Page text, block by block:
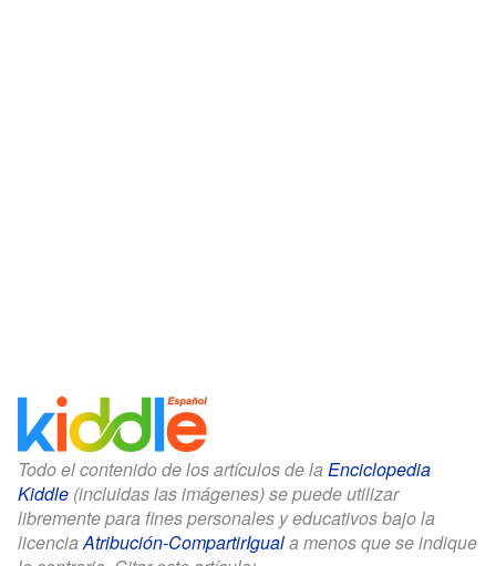
Todo el contenido de los artículos de la Enciclopedia
Kiddle (incluidas las imágenes) se puede utilizar
libremente para fines personales y educativos bajo la
licencia Atribución-CompartirIguala menos que se indique